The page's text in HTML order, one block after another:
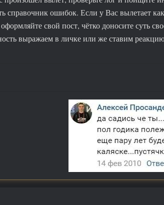
справочник ошибок. Если у Вас вылетает
свой пост, чётко доносите суть
выражаем в личке или же ставим